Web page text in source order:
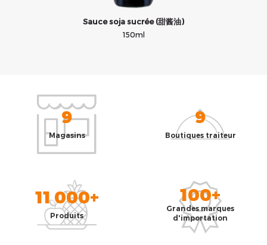
Sauce soja sucrée (甜酱油)
150ml
9
Magasins
9
Boutiques traiteur
11 000+
Produits
100+
Grandes marques
d'importation